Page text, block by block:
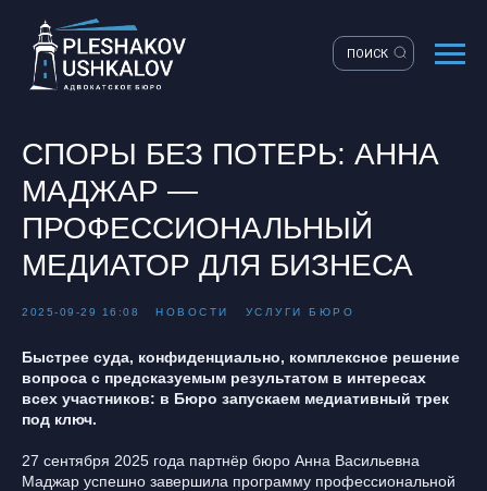
ПОИСК
СПОРЫ БЕЗ ПОТЕРЬ: АННА
МАДЖАР —
ПРОФЕССИОНАЛЬНЫЙ
МЕДИАТОР ДЛЯ БИЗНЕСА
2025-09-29 16:08 НОВОСТИ УСЛУГИ БЮРО
Быстрее суда, конфиденциально, комплексное решение
вопроса с предсказуемым результатом в интересах
всех участников: в Бюро запускаем медиативный трек
под ключ.
27 сентября 2025 года партнёр бюро Анна Васильевна
Маджар успешно завершила программу профессиональной